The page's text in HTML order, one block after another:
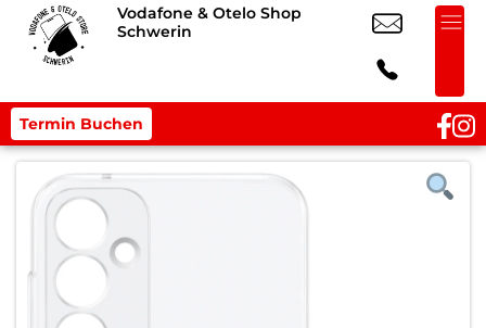
Vodafone & Otelo Shop
Schwerin
Termin Buchen